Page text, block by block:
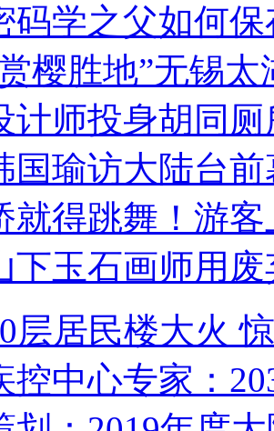
码学之父如何
樱胜地”无锡
计师投身胡同
国瑜访大陆台
就得跳舞！游客
下玉石画师用
层居民楼大火
控中心专家：